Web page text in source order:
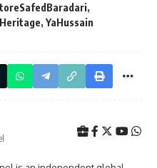
,
, YaHussain